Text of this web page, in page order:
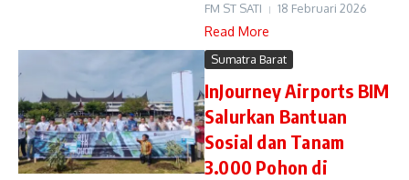
FM ST SATI 18 Februari 2026
Read More
Sumatra Barat
InJourney Airports BIM
Salurkan Bantuan
Sosial dan Tanam
3.000 Pohon di